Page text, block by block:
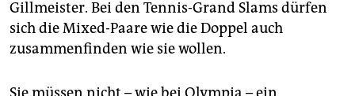
Gillmeister. Bei den Tennis-Grand Slams dürfen
sich die Mixed-Paare wie die Doppel auch
zusammenfinden wie sie wollen.